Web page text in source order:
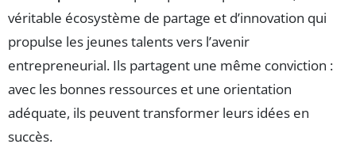
véritable écosystème de partage et d’innovation qui
propulse les jeunes talents vers l’avenir
entrepreneurial. Ils partagent une même conviction :
avec les bonnes ressources et une orientation
adéquate, ils peuvent transformer leurs idées en
succès.